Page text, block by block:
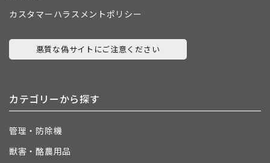
カスタマーハラスメントポリシー
悪質な偽サイトにご注意ください
カテゴリーから探す
管理・防除機
獣害・酪農用品